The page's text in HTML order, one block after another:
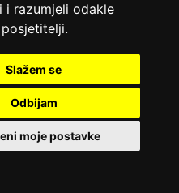
i razumjeli odakle
Slažem se
Odbijam
moje postavke
radi
misija je pomaganje
ih kako sami
se profesionalno
numerologijom,
dr. Baha (Bahove
terapiju, rune,